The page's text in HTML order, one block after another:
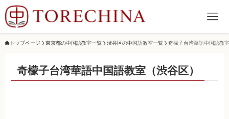
トップページ 東京都の中国語教室一覧 渋谷区の中国語教室一覧 奇檬子台湾華語中国語教室
奇檬子台湾華語中国語教室（渋谷区）